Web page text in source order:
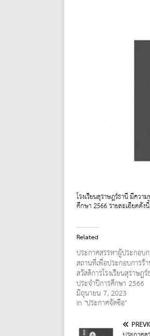
โรงเรียนสุราษฎร์ธานี มีคว
ศึกษา 2566 รายละเอียดดัง
Related
ประกาศสรรหาผู้ประกอบก
สถานที่เพื่อประกอบการร้
สวัสดิการโรงเรียนสุราษฎ
ประจำปีการศึกษา 2566
มิถุนายน 7, 2023
In "ประกาศจัดซื้อ"